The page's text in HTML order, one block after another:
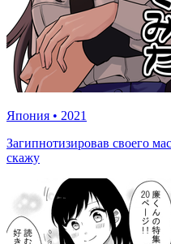
Япония • 2021
Загипнотизировав своего
скажу